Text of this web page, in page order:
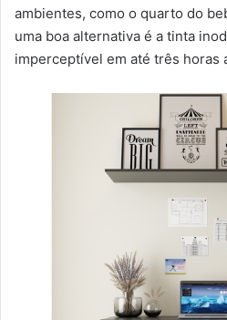
ambientes, como o quarto do
uma boa alternativa é a tinta
imperceptível em até três horas